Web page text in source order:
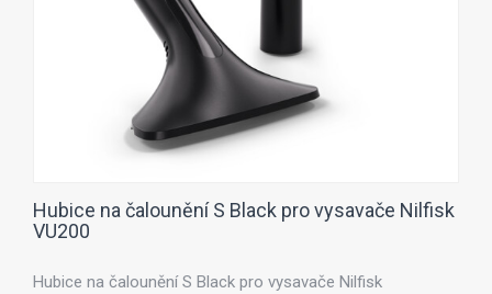
Hubice na čalounění S Black pro vysavače Nilfisk
VU200
Hubice na čalounění S Black pro vysavače Nilfisk